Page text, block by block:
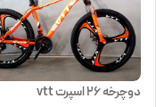
دوچرخه 26 اسپرت vtt